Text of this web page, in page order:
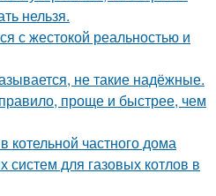
нельзя.
с жестокой реальностью и
не такие надёжные.
проще и быстрее, чем
котельной частного дома
для газовых котлов в